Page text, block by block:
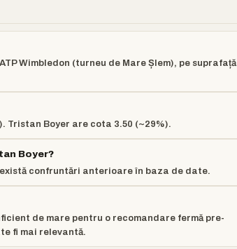
Wimbledon (turneu de Mare Șlem), pe suprafață
Tristan Boyer are cota 3.50 (~29%).
Boyer?
confruntări anterioare în baza de date.
de mare pentru o recomandare fermă pre-
fi mai relevantă.